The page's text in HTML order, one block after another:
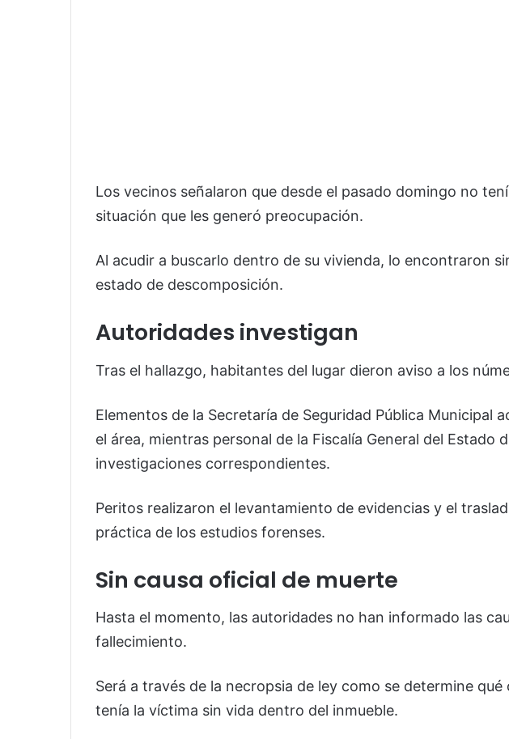
Los vecinos señalaron que desde el pasado domingo no
situación que les generó preocupación.
Al acudir a buscarlo dentro de su vivienda, lo encontraron
estado de descomposición.
Autoridades investigan
Tras el hallazgo, habitantes del lugar dieron aviso a los
Elementos de la Secretaría de Seguridad Pública Municipal
el área, mientras personal de la Fiscalía General del Estado
investigaciones correspondientes.
Peritos realizaron el levantamiento de evidencias y el
práctica de los estudios forenses.
Sin causa oficial de muerte
Hasta el momento, las autoridades no han informado las
fallecimiento.
Será a través de la necropsia de ley como se determine
tenía la víctima sin vida dentro del inmueble.